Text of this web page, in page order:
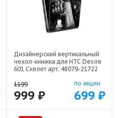
Дизайнерский вертикальный
чехол-книжка для HTC Desire
601 Скелет арт: 48079-21722
1199
999 ₽
по акции
699 ₽